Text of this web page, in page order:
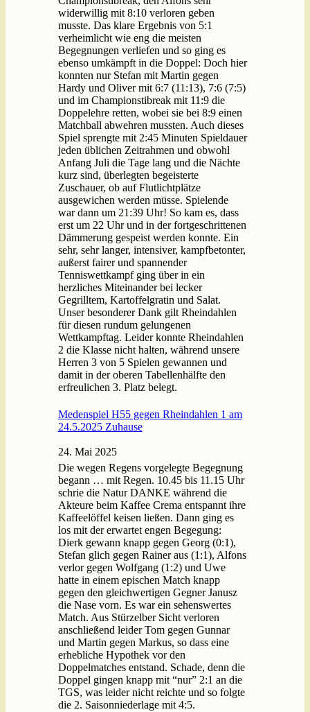
widerwillig mit 8:10 verloren geben
musste. Das klare Ergebnis von 5:1
verheimlicht wie eng die meisten
Begegnungen verliefen und so ging es
ebenso umkämpft in die Doppel: Doch hier
konnten nur Stefan mit Martin gegen
Hardy und Oliver mit 6:7 (11:13), 7:6 (7:5)
und im Championstibreak mit 11:9 die
Doppelehre retten, wobei sie bei 8:9 einen
Matchball abwehren mussten. Auch dieses
Spiel sprengte mit 2:45 Minuten Spieldauer
jeden üblichen Zeitrahmen und obwohl
Anfang Juli die Tage lang und die Nächte
kurz sind, überlegten begeisterte
Zuschauer, ob auf Flutlichtplätze
ausgewichen werden müsse. Spielende
war dann um 21:39 Uhr! So kam es, dass
erst um 22 Uhr und in der fortgeschrittenen
Dämmerung gespeist werden konnte. Ein
sehr, sehr langer, intensiver, kampfbetonter,
außerst fairer und spannender
Tenniswettkampf ging über in ein
herzliches Miteinander bei lecker
Gegrilltem, Kartoffelgratin und Salat.
Unser besonderer Dank gilt Rheindahlen
für diesen rundum gelungenen
Wettkampftag. Leider konnte Rheindahlen
2 die Klasse nicht halten, während unsere
Herren 3 von 5 Spielen gewannen und
damit in der oberen Tabellenhälfte den
erfreulichen 3. Platz belegt.
Medenspiel H55 gegen Rheindahlen 1 am
24.5.2025 Zuhause
24. Mai 2025
Die wegen Regens vorgelegte Begegnung
begann … mit Regen. 10.45 bis 11.15 Uhr
schrie die Natur DANKE während die
Akteure beim Kaffee Crema entspannt ihre
Kaffeelöffel keisen ließen. Dann ging es
los mit der erwartet engen Begegung:
Dierk gewann knapp gegen Georg (0:1),
Stefan glich gegen Rainer aus (1:1), Alfons
verlor gegen Wolfgang (1:2) und Uwe
hatte in einem epischen Match knapp
gegen den gleichwertigen Gegner Janusz
die Nase vorn. Es war ein sehenswertes
Match. Aus Stürzelber Sicht verloren
anschließend leider Tom gegen Gunnar
und Martin gegen Markus, so dass eine
erhebliche Hypothek vor den
Doppelmatches entstand. Schade, denn die
Doppel gingen knapp mit “nur” 2:1 an die
TGS, was leider nicht reichte und so folgte
die 2. Saisonniederlage mit 4:5.